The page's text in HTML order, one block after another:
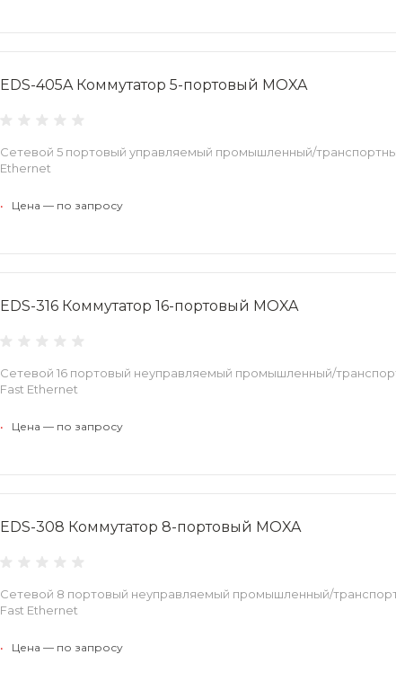
EDS-405A Коммутатор 5-портовый MOXA
Сетевой 5 портовый управляемый промышленный/
Ethernet
• Цена — по запросу
EDS-316 Коммутатор 16-портовый MOXA
Сетевой 16 портовый неуправляемый промышленный/
Fast Ethernet
• Цена — по запросу
EDS-308 Коммутатор 8-портовый MOXA
Сетевой 8 портовый неуправляемый промышленный/
Fast Ethernet
• Цена — по запросу